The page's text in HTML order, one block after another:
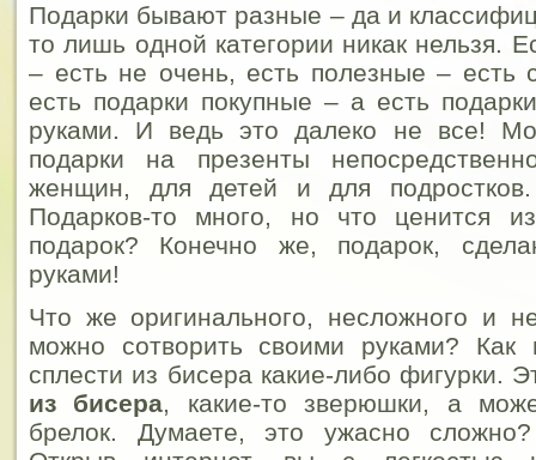
Подарки бывают разные – да и
то лишь одной категории никак нельзя.
– есть не очень, есть полезные – есть
есть подарки покупные – а есть
руками. И ведь это далеко не все!
подарки на презенты
женщин, для детей и для подростков.
Подарков-то много, но что ценится
подарок? Конечно же, подарок,
руками!
Что же оригинального, несложного и
можно сотворить своими руками? Как
сплести из бисера какие-либо фигурки.
из бисера, какие-то зверюшки, а
брелок. Думаете, это ужасно